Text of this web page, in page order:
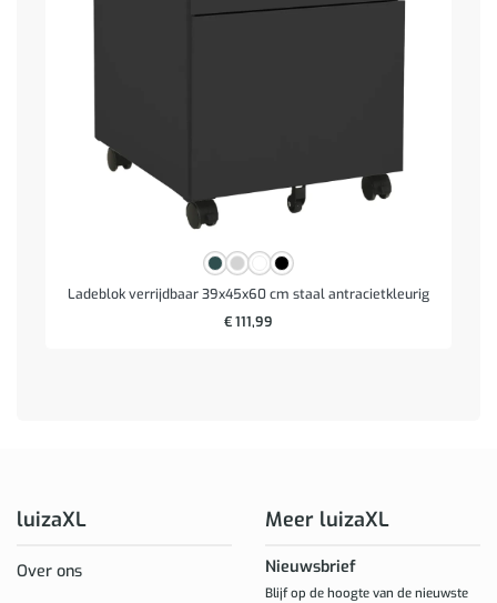
Ladeblok verrijdbaar 39x45x60 cm staal antracietkleurig
€111,99
luizaXL
Over ons
Meer luizaXL
Nieuwsbrief
Blijf op de hoogte van de nieuwste